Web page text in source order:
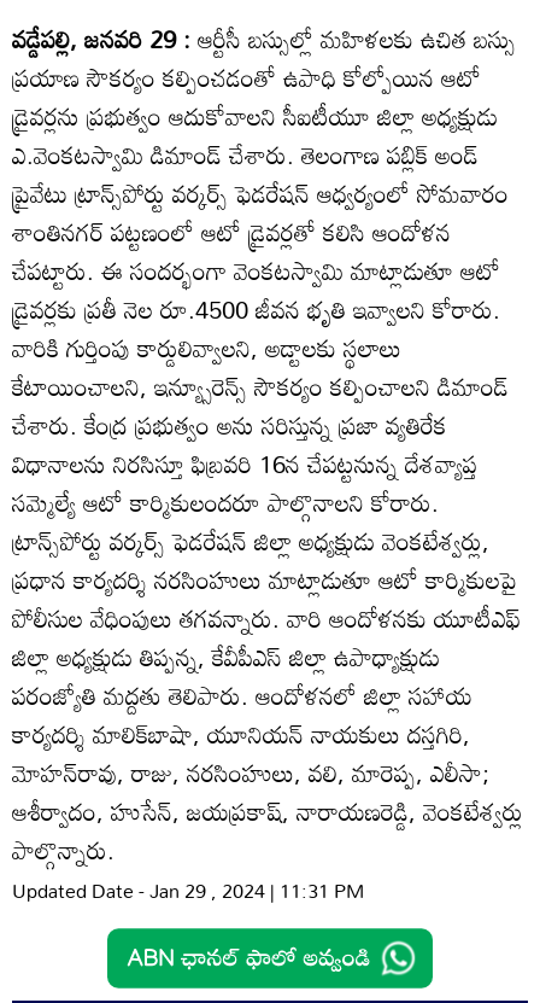
వడ్డేపల్లి, జనవరి 29 :ఆర్టీసీ బస్సుల్లో మహిళలకు ఉచిత బస్సు
ప్రయాణ సౌకర్యం కల్పించడంతో ఉపాధి కోల్పోయిన ఆటో
డ్రైవర్లను ప్రభుత్వం ఆదుకోవాలని సీఐటీయూ జిల్లా అధ్యక్షుడు
ఎ.వెంకటస్వామి డిమాండ్‌ చేశారు. తెలంగాణ పబ్లిక్‌ అండ్‌
ప్రైవేటు ట్రాన్స్‌పోర్టు వర్కర్స్‌ ఫెడరేషన్‌ ఆధ్వర్యంలో సోమవారం
శాంతినగర్‌ పట్టణంలో ఆటో డ్రైవర్లతో కలిసి ఆందోళన
చేపట్టారు. ఈ సందర్భంగా వెంకటస్వామి మాట్లాడుతూ ఆటో
డ్రైవర్లకు ప్రతీ నెల రూ.4500 జీవన భృతి ఇవ్వాలని కోరారు.
వారికి గుర్తింపు కార్డులివ్వాలని, అడ్టాలకు స్థలాలు
కేటాయించాలని, ఇన్య్సూరెన్స్‌ సౌకర్యం కల్పించాలని డిమాండ్‌
చేశారు. కేంద్ర ప్రభుత్వం అను సరిస్తున్న ప్రజా వ్యతిరేక
విధానాలను నిరసిస్తూ ఫిబ్రవరి 16న చేపట్టనున్న దేశవ్యాప్త
సమ్మెల్యే ఆటో కార్మికులందరూ పాల్గొనాలని కోరారు.
ట్రాన్స్‌పోర్టు వర్కర్స్‌ ఫెడరేషన్‌ జిల్లా అధ్యక్షుడు వెంకటేశ్వర్లు,
ప్రధాన కార్యదర్శి నరసింహులు మాట్లాడుతూ ఆటో కార్మికులపై
పోలీసుల వేధింపులు తగవన్నారు. వారి ఆందోళనకు యూటీఎఫ్‌
జిల్లా అధ్యక్షుడు తిప్పన్న, కేవీపీఎస్‌ జిల్లా ఉపాధ్యాక్షుడు
పరంజ్యోతి మద్దతు తెలిపారు. ఆందోళనలో జిల్లా సహాయ
కార్యదర్శి మాలిక్‌బాషా, యూనియన్‌ నాయకులు దస్తగిరి,
మోహన్‌రావు, రాజు, నరసింహులు, వలి, మారెప్ప, ఎలీసా;
ఆశీర్వాదం, హుసేన్‌, జయప్రకాష్‌, నారాయణరెడ్డి, వెంకటేశ్వర్లు
పాల్గొన్నారు.
Updated Date - Jan 29 , 2024 | 11:31 PM